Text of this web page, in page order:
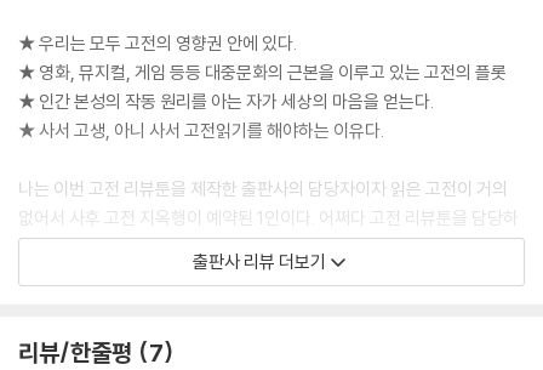
★ 우리는 모두 고전의 영향권 안에 있다.
★ 영화, 뮤지컬, 게임 등등 대중문화의 근본을 이루고 있는 고전의 플롯
★ 인간 본성의 작동 원리를 아는 자가 세상의 마음을 얻는다.
★ 사서 고생, 아니 사서 고전읽기를 해야하는 이유다.
나는 이번 고전 리뷰툰을 제작한 출판사의 담당자이자 읽은 고전이 거의
없어서 사후 고전 지옥행이 예약된 1인이다. 어쩌다 고전 리뷰툰을 담당하
게 되어 제목만 알았지 읽어본 적 없는 책들을 만화로 만났다. 그리고 머지
않아 깨달았다(쉽게 설득되는 성격…).
출판사 리뷰 더보기
리뷰/한줄평 7